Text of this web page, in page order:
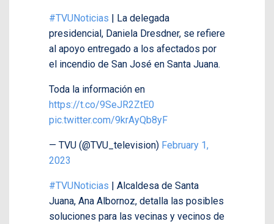
#TVUNoticias | La delegada
presidencial, Daniela Dresdner, se refiere
al apoyo entregado a los afectados por
el incendio de San José en Santa Juana.
Toda la información en
https://t.co/9SeJR2ZtE0
pic.twitter.com/9krAyQb8yF
— TVU (@TVU_television) February 1,
2023
#TVUNoticias | Alcaldesa de Santa
Juana, Ana Albornoz, detalla las posibles
soluciones para las vecinas y vecinos de